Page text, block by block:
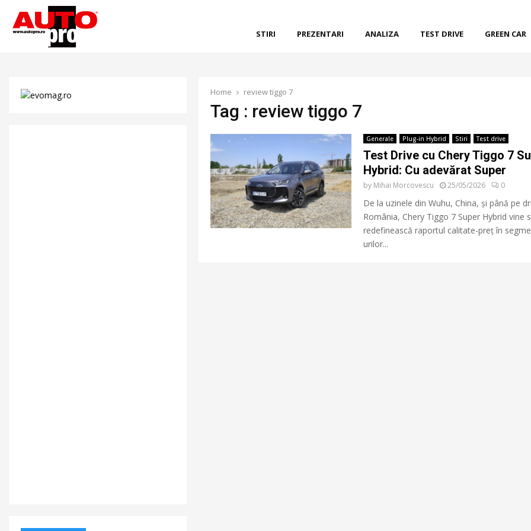
STIRI PREZENTARI ANALIZA TEST DRIVE GREEN CAR
Home review tiggo 7
Tag : review tiggo 7
Generale Plug-in Hybrid Stiri Test drive
Test Drive cu Chery Tiggo 7
Hybrid: Cu adevărat Super
by Mihai Morcovescu 25/05/2026 0
De la uzinele din Wuhu, China, și până pe
România, Chery Tiggo 7 Super Hybrid vine
redefinească raportul calitate-preț în
urilor...